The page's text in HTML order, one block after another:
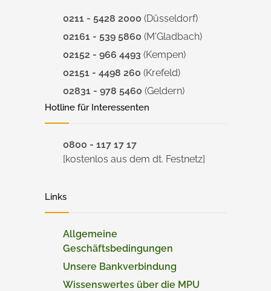
0211 - 5428 2000 (Düsseldorf)
02161 - 539 5860 (M'Gladbach)
02152 - 966 4493 (Kempen)
02151 - 4498 260 (Krefeld)
02831 - 978 5460 (Geldern)
Hotline für Interessenten
0800 - 117 17 17
[kostenlos aus dem dt. Festnetz]
Links
Allgemeine
Geschäftsbedingungen
Unsere Bankverbindung
Wissenswertes über die MPU